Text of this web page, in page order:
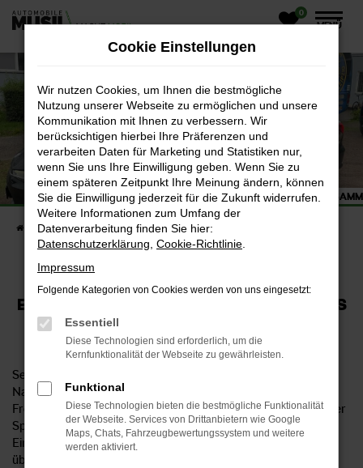
Zum
springen
0
MENÜ
ZU GAST BEIM 1.FC LOKOMOTIVE LEIPZIG
KENNENLERNEN UND TRAININGSEINDRÜCKE DER U10
Startseite Unternehmen Online Magazin
ELITE-NACHWUCHSPARTNER AUTOHAUS
Seit dieser Saison ist der MG Händler aus Grünau ELITE-
Nachwuchspartner beim 1. FC Lokomotive Leipzig. Sehr zur
Freude der Vereinsverantwortlichen und Spieler besuchte der
Sponsor den Lok-Nachwuchs und verschaffte sich einen
Eindruck vom Training der U10 in der Kunstrasenhalle und
über das Vereinsgelände. Für unseren Partner ist es wichtig,
Cookie Einstellungen
Wir nutzen Cookies, um Ihnen die bestmögliche
Nutzung unserer Webseite zu ermöglichen und unsere
Kommunikation mit Ihnen zu verbessern. Wir
berücksichtigen hierbei Ihre Präferenzen und
verarbeiten Daten für Marketing und Statistiken nur,
wenn Sie uns Ihre Einwilligung geben. Wenn Sie zu
einem späteren Zeitpunkt Ihre Meinung ändern, können
Sie die Einwilligung jederzeit für die Zukunft widerrufen.
Weitere Informationen zum Umfang der
Datenverarbeitung finden Sie hier:
Datenschutzerklärung Cookie-Richtlinie
Impressum
Folgende Kategorien von Cookies werden von uns eingesetzt:
Essentiell
Diese Technologien sind erforderlich, um die
Kernfunktionalität der Webseite zu gewährleisten.
Funktional
Diese Technologien bieten die bestmögliche Funktionalität
der Webseite. Services von Drittanbietern wie Google
Maps, Chats, Fahrzeugbewertungssystem und weitere
werden aktiviert.